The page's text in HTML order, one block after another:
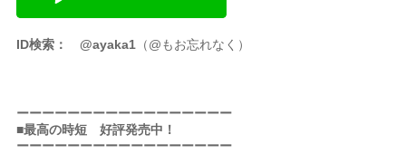
ID検索： @ayaka1 （@もお忘れなく）
ーーーーーーーーーーーーーーーーー
■最高の時短 好評発売中！
ーーーーーーーーーーーーーーーーー